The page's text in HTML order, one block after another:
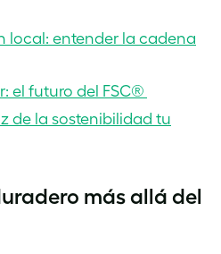
local: entender la cadena
el futuro del FSC®
de la sostenibilidad tu
más allá del